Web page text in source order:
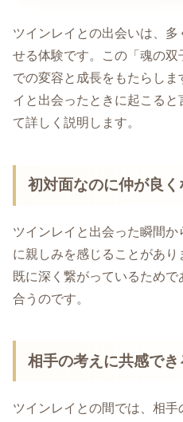
ツインレイとの出会いは、
せる体験です。この「魂の
での変容と成長をもたらし
イと出会ったときに起こる
て詳しく説明します。
初対面なのに仲が良く
ツインレイと出会った瞬間
に親しみを感じることがあ
既に深く繋がっているため
合うのです。
相手の考えに共感でき
ツインレイとの間では、相